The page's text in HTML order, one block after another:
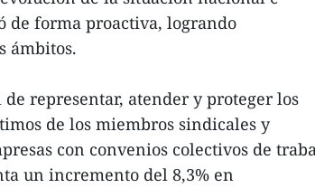
de forma proactiva, logrando
ámbitos.
representar, atender y proteger los
de los miembros sindicales y
con convenios colectivos de
un incremento del 8,3% en